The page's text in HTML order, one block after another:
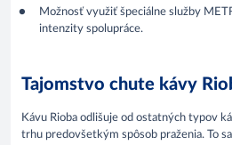
Možnosť využiť špeciálne služby
intenzity spolupráce.
Tajomstvo chute kávy
Kávu Rioba odlišuje od ostatných typov
trhu predovšetkým spôsob praženia. To